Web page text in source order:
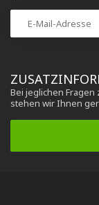
Bei jeglichen
stehen wir Ihnen